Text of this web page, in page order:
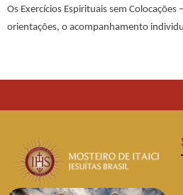
Os Exercícios Espirituais sem Colocações –
orientações, o acompanhamento